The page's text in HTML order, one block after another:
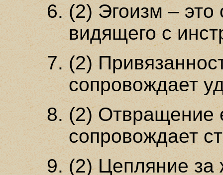
(2) Эгоизм – это
видящего с
(2)
сопровождает
(2) Отвращение
сопровождает
(2) Цепляние за